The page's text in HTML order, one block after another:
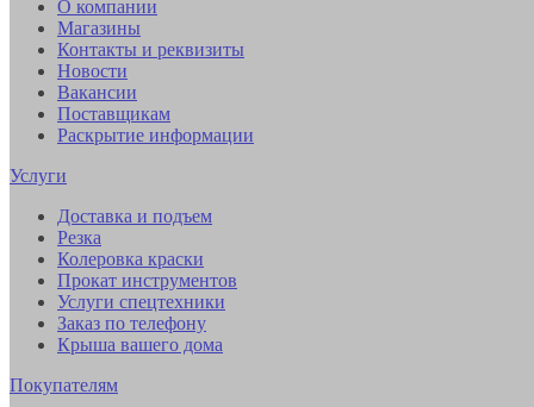
О компании
Магазины
Контакты и реквизиты
Новости
Вакансии
Поставщикам
Раскрытие информации
Услуги
Доставка и подъем
Резка
Колеровка краски
Прокат инструментов
Услуги спецтехники
Заказ по телефону
Крыша вашего дома
Покупателям